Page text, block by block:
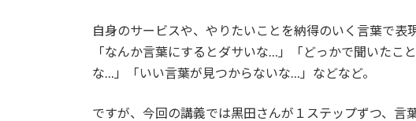
自身のサービスや、やりたいことを納得のいく言葉で表
「なんか言葉にするとダサいな…」「どっかで聞いたこ
な…」「いい言葉が見つからないな…」などなど。
ですが、今回の講義では黒田さんが１ステップずつ、言